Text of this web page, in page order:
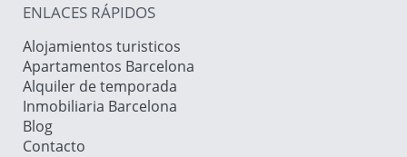
ENLACES RÁPIDOS
Alojamientos turisticos
Apartamentos Barcelona
Alquiler de temporada
Inmobiliaria Barcelona
Blog
Contacto